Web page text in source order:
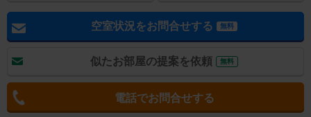
空室状況をお問合せする 無料
似たお部屋の提案を依頼 無料
電話でお問合せする